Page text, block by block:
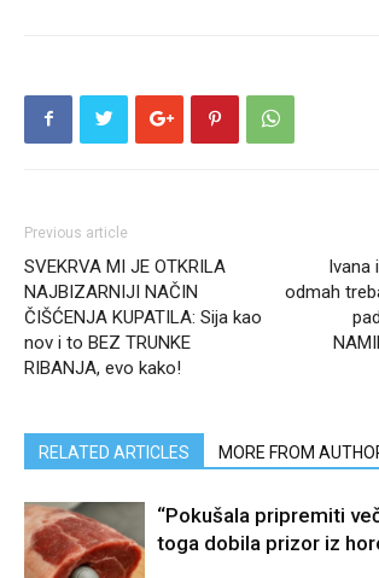
Previous article
SVEKRVA MI JE OTKRILA
NAJBIZARNIJI NAČIN
ČIŠĆENJA KUPATILA: Sija kao
nov i to BEZ TRUNKE
RIBANJA, evo kako!
Ivana
odmah
RELATED ARTICLES MORE FROM
“Pokušala pripremiti
toga dobila prizor iz